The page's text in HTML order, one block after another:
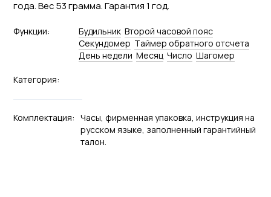
года. Вес 53 грамма. Гарантия 1 год.
Функции: Будильник Второй часовой пояс
Секундомер Tаймер обратного отсчета
День недели Месяц Число Шагомер
Категория:
Комплектация: Часы, фирменная упаковка, инструкция на
русском языке, заполненный гарантийный
талон.